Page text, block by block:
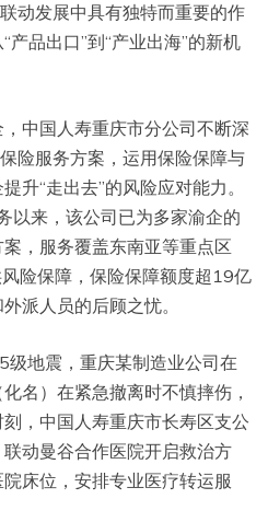
动发展中具有独特而重要的作
品出口”到“产业出海”的新机
中国人寿重庆市分公司不断深
险服务方案，运用保险保障与
升“走出去”的风险应对能力。
以来，该公司已为多家渝企的
，服务覆盖东南亚等重点区
险保障，保险保障额度超19亿
派人员的后顾之忧。
地震，重庆某制造业公司在
名）在紧急撤离时不慎摔伤，
，中国人寿重庆市长寿区支公
动曼谷合作医院开启救治方
床位，安排专业医疗转运服